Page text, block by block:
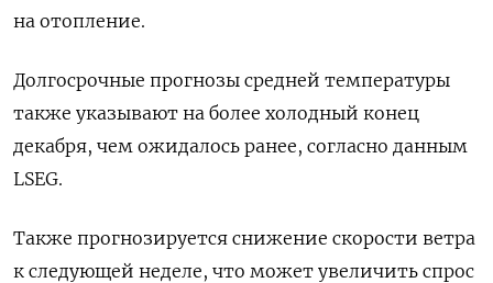
на отопление.
Долгосрочные прогнозы средней температуры
также указывают на более холодный конец
декабря, чем ожидалось ранее, согласно данным
LSEG.
Также прогнозируется снижение скорости ветра
к следующей неделе, что может увеличить спрос